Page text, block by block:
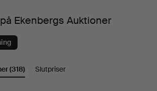
Ekenbergs Auktioner
(318) Slutpriser